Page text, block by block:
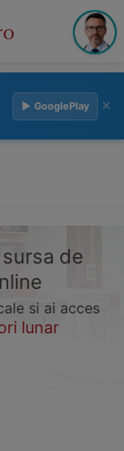
▶ GooglePlay ×
de
si ai acces
lunar